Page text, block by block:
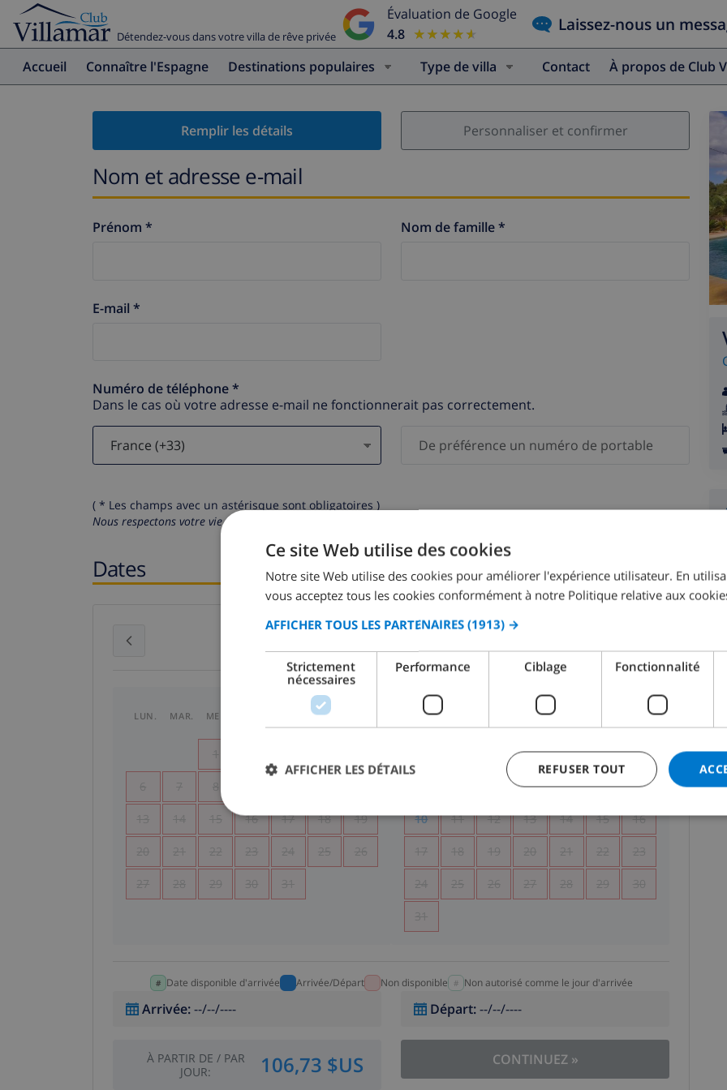
Détendez-vous dans votre villa de rêve privée
Évaluation de Google
4.8 ★★★★★
★★★★★ Laissez-nous un
Accueil Connaître l'Espagne Destinations populaires Type de villa Contact À propos de Club
Remplir les détails Personnaliser et confirmer
Nom et adresse e-mail
Prénom * Nom de famille *
E-mail *
Numéro de téléphone *
Dans le cas où votre adresse e-mail ne fonctionnerait pas correctement.
( * Les champs avec un astérisque sont obligatoires )
Nous respectons votre vie privée.
Dates
LUN. MAR. MER. SAM.
1
6 7 8
13 14 15 16 17 18 19
20 21 22 23 24 25 26
27 28 29 30 31
LUN. JEU. DIM.
1 2
6 7 8 9
10 11 12 13 14 15 16
17 18 19 20 21 22 23
24 25 26 27 28 29 30
31
Date disponible d'arrivée Arrivée/Départ Non disponible Non autorisé comme le jour d'arrivée
Arrivée:--/--/---- Départ:--/--/----
À PARTIR DE / PAR
JOUR: 106,73 $US CONTINUEZ»
Ce site Web utilise des cookies
Notre site Web utilise des cookies pour améliorer l'expérience utilisateur. En
vous acceptez tous les cookies conformément à notre Politique relative aux
AFFICHER TOUS LES PARTENAIRES (1913) →
Strictement
nécessaires
Performance Ciblage Fonctionnalité
REFUSER TOUT
AFFICHER LES DÉTAILS